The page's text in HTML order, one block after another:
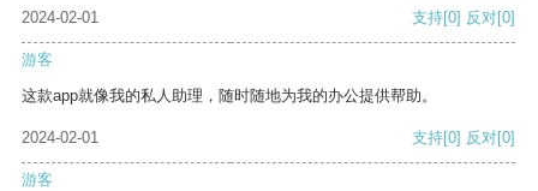
2024-02-01
支持[0] 反对[0]
游客
这款app就像我的私人助理，随时随地为我的办公提供帮助。
2024-02-01 支持[0] 反对[0]
游客